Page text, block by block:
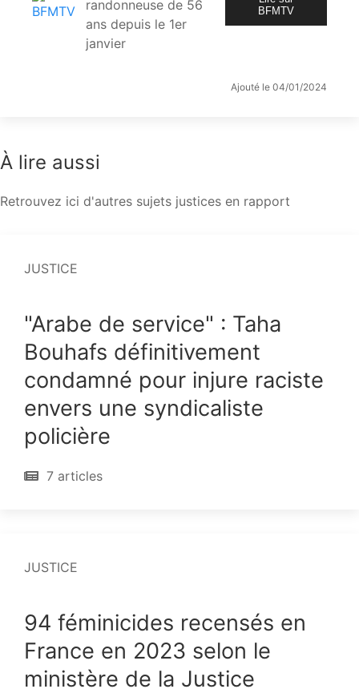
randonneuse de 56
ans depuis le 1er
janvier
BFMTV
Ajouté le 04/01/2024
À lire aussi
Retrouvez ici d'autres sujets justices en rapport
JUSTICE
"Arabe de service" : Taha
Bouhafs définitivement
condamné pour injure raciste
envers une syndicaliste
policière
7 articles
JUSTICE
94 féminicides recensés en
France en 2023 selon le
ministère de la Justice